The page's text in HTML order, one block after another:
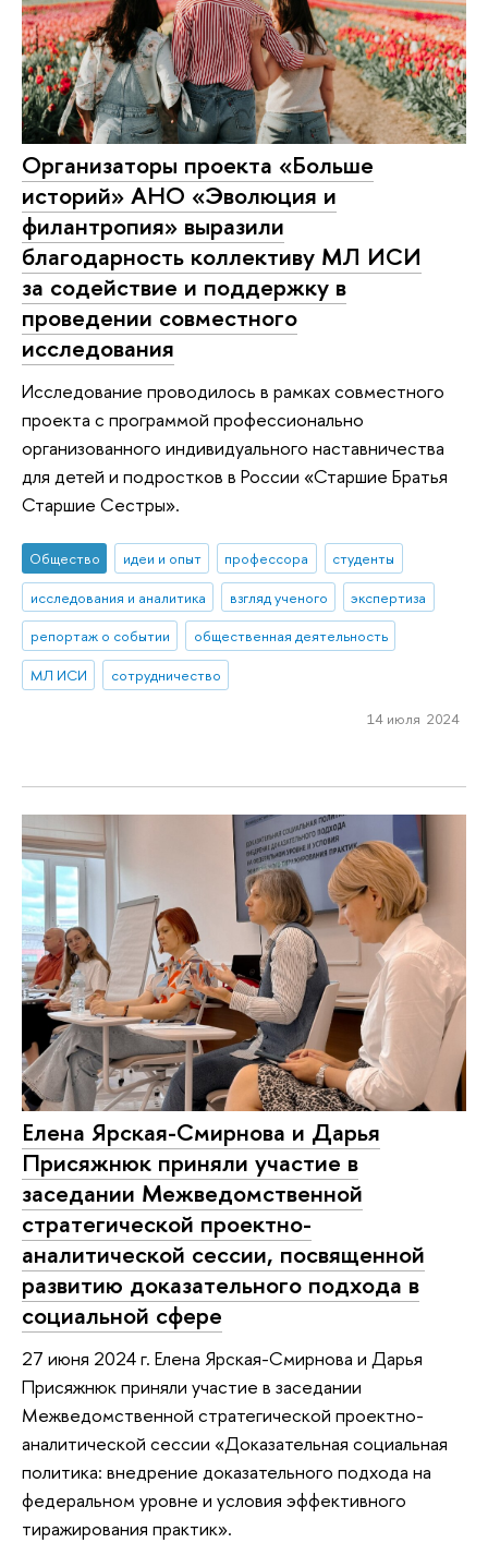
Организаторы проекта «Больше
историй» АНО «Эволюция и
филантропия» выразили
благодарность коллективу МЛ ИСИ
за содействие и поддержку в
проведении совместного
исследования
Исследование проводилось в рамках совместного
проекта с программой профессионально
организованного индивидуального наставничества
для детей и подростков в России «Старшие Братья
Старшие Сестры».
Общество идеи и опыт профессора
студенты
исследования и аналитика
взгляд ученого
экспертиза
репортаж о событии
общественная деятельность
МЛ ИСИ
сотрудничество
14 июля 2024
Елена Ярская-Смирнова и Дарья
Присяжнюк приняли участие в
заседании Межведомственной
стратегической проектно-
аналитической сессии, посвященной
развитию доказательного подхода в
социальной сфере
27 июня 2024 г. Елена Ярская-Смирнова и Дарья
Присяжнюк приняли участие в заседании
Межведомственной стратегической проектно-
аналитической сессии «Доказательная социальная
политика: внедрение доказательного подхода на
федеральном уровне и условия эффективного
тиражирования практик».